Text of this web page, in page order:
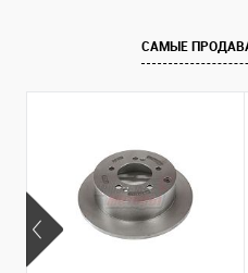
САМЫЕ